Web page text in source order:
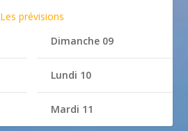
Les prévisions
Dimanche 09
Lundi 10
Mardi 11